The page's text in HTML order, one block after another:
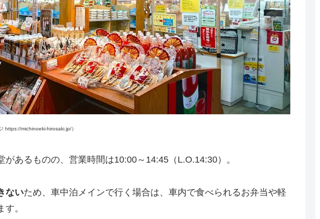
https://michinoeki-hirosaki.jp/）
あるものの、営業時間は10:00～14:45（L.O.14:30）。
ないため、車中泊メインで行く場合は、車内で食べられるお弁当や軽
。